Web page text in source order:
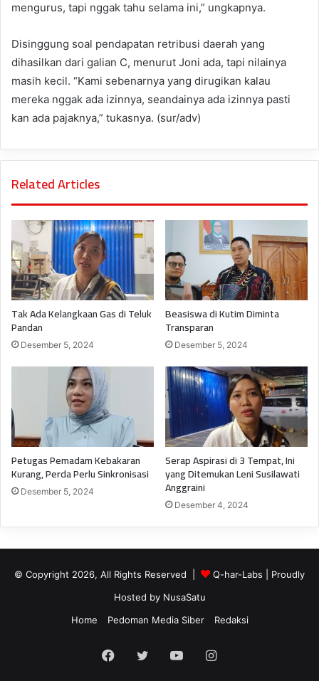
mengurus, tapi nggak tahu selama ini,” ungkapnya.
Disinggung soal pendapatan retribusi daerah yang
dihasilkan dari galian C, menurut Joni ada, tapi nilainya
masih kecil. “Kami sebenarnya yang dirugikan kalau
mereka nggak ada izinnya, seandainya ada izinnya pasti
kan ada pajaknya,” tukasnya. (sur/adv)
Related Articles
Tak Ada Kelangkaan Gas di Teluk
Pandan
Desember 5, 2024
Beasiswa di Kutim Diminta
Transparan
Desember 5, 2024
Petugas Pemadam Kebakaran
Kurang, Perda Perlu Sinkronisasi
Desember 5, 2024
Serap Aspirasi di 3 Tempat, Ini
yang Ditemukan Leni Susilawati
Anggraini
Desember 4, 2024
© Copyright 2026, All Rights Reserved | Q-har-Labs | Proudly
Hosted by NusaSatu
Home
Pedoman Media Siber Redaksi
Facebook
TwitterYouTubeInstagram